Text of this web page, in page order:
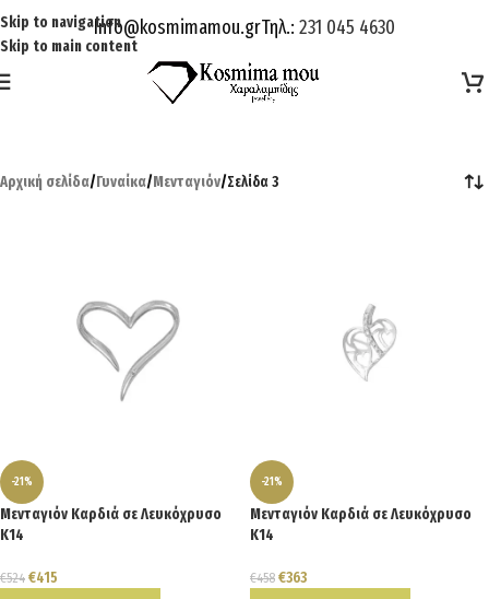
Skip to navigation
Skip to main content
Info@kosmimamou.grΤηλ.: 231 045 4630
Αρχική σελίδα/Γυναίκα/Μενταγιόν/Σελίδα 3
-21%
Μενταγιόν Καρδιά σε Λευκόχρυσο
Κ14
€524 €415
-21%
Μενταγιόν Καρδιά σε Λευκόχρυσο
Κ14
€458 €363